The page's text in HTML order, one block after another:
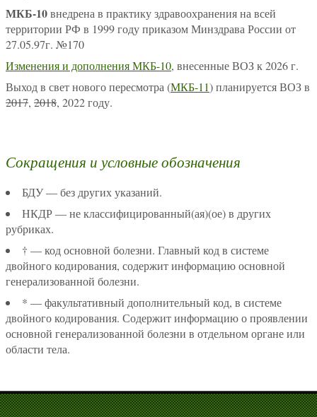
МКБ-10внедрена в практику здравоохранения на всей
территории РФ в 1999 году приказом Минздрава России от
27.05.97г. №170
Изменения и дополнения МКБ-10, внесенные ВОЗ к 2026 г.
Выход в свет нового пересмотра (МКБ-11) планируется ВОЗ в
2017, 2018, 2022 году.
Сокращения и условные обозначения
БДУ — без других указаний.
НКДР — не классифицированный(ая)(ое) в других
рубриках.
† — код основной болезни. Главный код в системе
двойного кодирования, содержит информацию основной
генерализованной болезни.
* — факультативный дополнительный код, в системе
двойного кодирования. Содержит информацию о проявлении
основной генерализованной болезни в отдельном органе или
области тела.